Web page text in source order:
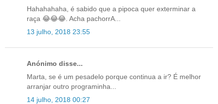
Hahahahaha, é sabido que a pipoca quer exterminar a
raça 😂😂😂. Acha pachorrA...
13 julho, 2018 23:55
Anónimo disse...
Marta, se é um pesadelo porque continua a ir? É melhor
arranjar outro programinha...
14 julho, 2018 00:27